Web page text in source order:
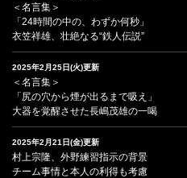
＜名言集＞
「24時間の中の、わずか何秒」
衣笠祥雄、壮絶なる“鉄人伝説”
2025年2月25日(火)更新
＜名言集＞
「尻の穴から煙が出るまで吸え」
大器を覚醒させた長嶋茂雄の一喝
2025年2月21日(金)更新
村上宗隆、外野練習指示の背景
チーム事情と本人の利得も考慮